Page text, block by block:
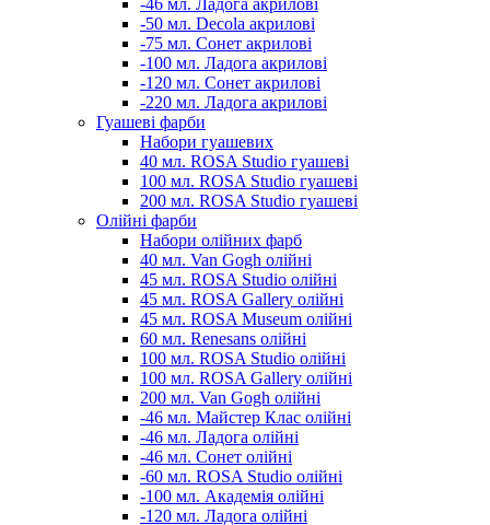
-46 мл. Ладога акрилові
-50 мл. Decola акрилові
-75 мл. Сонет акрилові
-100 мл. Ладога акрилові
-120 мл. Сонет акрилові
-220 мл. Ладога акрилові
Гуашеві фарби
Набори гуашевих
40 мл. ROSA Studio гуашеві
100 мл. ROSA Studio гуашеві
200 мл. ROSA Studio гуашеві
Олійні фарби
Набори олійних фарб
40 мл. Van Gogh олійні
45 мл. ROSA Studio олійні
45 мл. ROSA Gallery олійні
45 мл. ROSA Museum олійні
60 мл. Renesans олійні
100 мл. ROSA Studio олійні
100 мл. ROSA Gallery олійні
200 мл. Van Gogh олійні
-46 мл. Майстер Клас олійні
-46 мл. Ладога олійні
-46 мл. Сонет олійні
-60 мл. ROSA Studio олійні
-100 мл. Академія олійні
-120 мл. Ладога олійні